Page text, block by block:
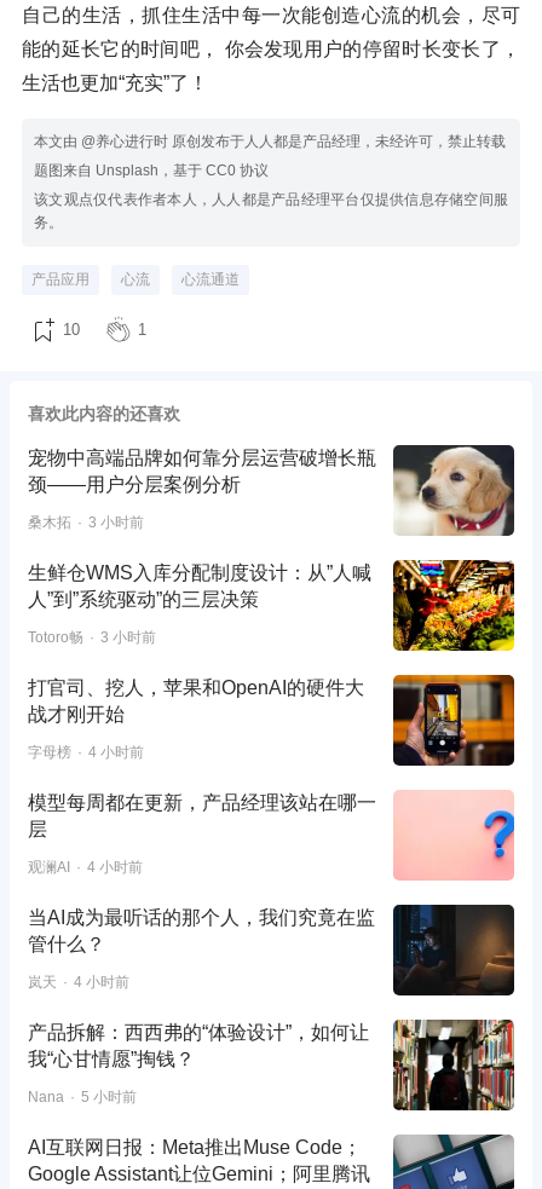
自己的生活，抓住生活中每一次能创造心流的机会，尽可
能的延长它的时间吧， 你会发现用户的停留时长变长了，
生活也更加“充实”了！
本文由 @养心进行时 原创发布于人人都是产品经理，未经许可，禁止转载
题图来自 Unsplash，基于 CC0 协议
该文观点仅代表作者本人，人人都是产品经理平台仅提供信息存储空间服
务。
产品应用 心流 心流通道
10 1
喜欢此内容的还喜欢
宠物中高端品牌如何靠分层运营破增长瓶
颈——用户分层案例分析
桑木拓 3 小时前
生鲜仓WMS入库分配制度设计：从”人喊
人”到”系统驱动”的三层决策
Totoro畅 3 小时前
打官司、挖人，苹果和OpenAI的硬件大
战才刚开始
字母榜 4 小时前
模型每周都在更新，产品经理该站在哪一
层
观澜AI 4 小时前
当AI成为最听话的那个人，我们究竟在监
管什么？
岚天 4 小时前
产品拆解：西西弗的“体验设计”，如何让
我“心甘情愿”掏钱？
Nana 5 小时前
AI互联网日报：Meta推出Muse Code；
Google Assistant让位Gemini；阿里腾讯